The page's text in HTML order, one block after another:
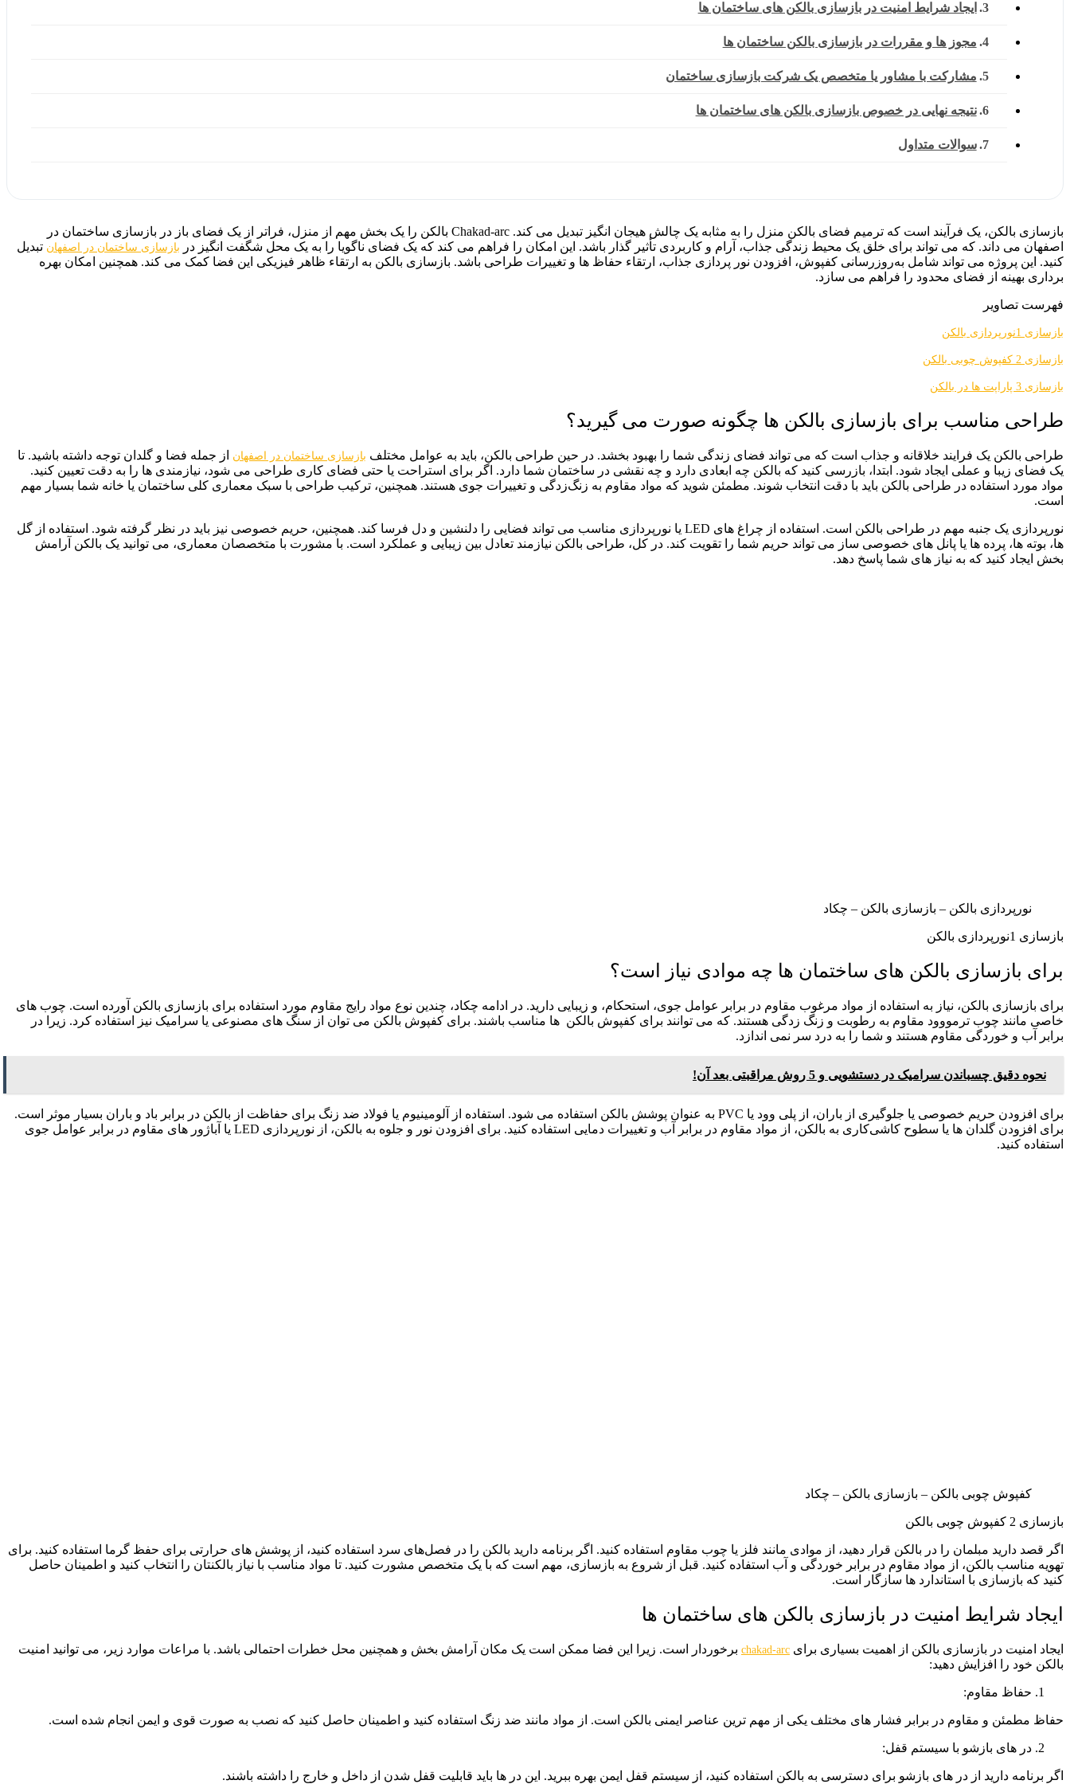
ایجاد شرایط امنیت در بازسازی بالکن های ساختمان ها
مجوز ها و مقررات در بازسازی بالکن ساختمان ها
مشارکت با مشاور یا متخصص یک شرکت بازسازی ساختمان
نتیجه نهایی در خصوص بازسازی بالکن های ساختمان ها
سوالات متداول
بازسازی بالکن، یک فرآیند است که ترمیم فضای بالکن منزل را به‌ مثابه یک چالش هیجان ‌انگیز تبدیل می‌ کند. Chakad-arc بالکن را یک بخش مهم از منزل، فراتر از یک فضای باز در بازسازی ساختمان در
اصفهان می داند. که می ‌تواند برای خلق یک محیط زندگی جذاب، آرام و کاربردی تأثیر گذار باشد. این امکان را فراهم می‌ کند که یک فضای ناگویا را به یک محل شگفت ‌انگیز در
بازسازی ساختمان در اصفهان تبدیل
کنید. این پروژه می ‌تواند شامل به‌روزرسانی کفپوش، افزودن نور پردازی جذاب، ارتقاء حفاظ ‌ها و تغییرات طراحی باشد. بازسازی بالکن به ارتقاء ظاهر فیزیکی این فضا کمک می ‌کند. همچنین امکان بهره
‌برداری بهینه از فضای محدود را فراهم می ‌سازد.
فهرست تصاویر
بازسازی 1نورپردازی بالکن
بازسازی 2 کفپوش چوبی بالکن
بازسازی 3 پاراپت ها در بالکن
طراحی مناسب برای بازسازی بالکن ها چگونه صورت می گیرید؟
طراحی بالکن یک فرایند خلاقانه و جذاب است که می ‌تواند فضای زندگی شما را بهبود بخشد. در حین طراحی بالکن، باید به عوامل مختلف بازسازی ساختمان در اصفهان
از جمله فضا و گلدان‌ توجه داشته باشید. تا
یک فضای زیبا و عملی ایجاد شود. ابتدا، بازرسی کنید که بالکن چه ابعادی دارد و چه نقشی در ساختمان شما دارد. اگر برای استراحت یا حتی فضای کاری طراحی می ‌شود، نیازمندی‌ ها را به دقت تعیین کنید.
مواد مورد استفاده در طراحی بالکن باید با دقت انتخاب شوند. مطمئن شوید که مواد مقاوم به زنگ‌زدگی و تغییرات جوی هستند. همچنین، ترکیب طراحی با سبک معماری کلی ساختمان یا خانه شما بسیار مهم
است.
نورپردازی یک جنبه مهم در طراحی بالکن است. استفاده از چراغ ‌های LED یا نورپردازی مناسب می ‌تواند فضایی را دلنشین و دل ‌فرسا کند. همچنین، حریم خصوصی نیز باید در نظر گرفته شود. استفاده از گل
‌ها، بوته‌ ها، پرده ‌ها یا پانل ‌های خصوصی‌ ساز می‌ تواند حریم شما را تقویت کند. در کل، طراحی بالکن نیازمند تعادل بین زیبایی و عملکرد است. با مشورت با متخصصان معماری، می‌ توانید یک بالکن آرامش
‌بخش ایجاد کنید که به نیاز های شما پاسخ دهد.
نورپردازی بالکن – بازسازی بالکن – چکاد
بازسازی 1نورپردازی بالکن
برای بازسازی بالکن های ساختمان ها چه موادی نیاز است؟
برای بازسازی بالکن، نیاز به استفاده از مواد مرغوب مقاوم در برابر عوامل جوی، استحکام، و زیبایی دارید. در ادامه چکاد، چندین نوع مواد رایج مقاوم مورد استفاده برای بازسازی بالکن آورده است. چوب‌ های
خاصی مانند چوب ترمووود مقاوم به رطوبت و زنگ‌ زدگی هستند. که می‌ توانند برای کفپوش بالکن ها مناسب باشند. برای کفپوش بالکن می ‌توان از سنگ ‌های مصنوعی یا سرامیک نیز استفاده کرد. زیرا در
برابر آب و خوردگی مقاوم هستند و شما را به درد سر نمی اندازد.
نحوه دقیق چسباندن سرامیک در دستشویی و 5 روش مراقبتی بعد آن!
برای افزودن حریم خصوصی یا جلوگیری از باران، از پلی ‌وود یا PVC به عنوان پوشش بالکن استفاده می ‌شود. استفاده از آلومینیوم یا فولاد ضد زنگ برای حفاظت از بالکن در برابر باد و باران بسیار موثر است.
برای افزودن گلدان‌ ها یا سطوح کاشی‌کاری به بالکن، از مواد مقاوم در برابر آب و تغییرات دمایی استفاده کنید. برای افزودن نور و جلوه به بالکن، از نورپردازی LED یا آباژور های مقاوم در برابر عوامل جوی
استفاده کنید.
کفپوش چوبی بالکن – بازسازی بالکن – چکاد
بازسازی 2 کفپوش چوبی بالکن
اگر قصد دارید مبلمان را در بالکن قرار دهید، از موادی مانند فلز یا چوب مقاوم استفاده کنید. اگر برنامه دارید بالکن را در فصل‌های سرد استفاده کنید، از پوشش‌ های حرارتی برای حفظ گرما استفاده کنید. برای
تهویه مناسب بالکن، از مواد مقاوم در برابر خوردگی و آب استفاده کنید. قبل از شروع به بازسازی، مهم است که با یک متخصص مشورت کنید. تا مواد مناسب با نیاز بالکنتان را انتخاب کنید و اطمینان حاصل
کنید که بازسازی با استاندارد ها سازگار است.
ایجاد شرایط امنیت در بازسازی بالکن های ساختمان ها
ایجاد امنیت در بازسازی بالکن از اهمیت بسیاری برای chakad-arc برخوردار است. زیرا این فضا ممکن است یک مکان آرامش ‌بخش و همچنین محل خطرات احتمالی باشد. با مراعات موارد زیر، می ‌توانید امنیت
بالکن خود را افزایش دهید:
حفاظ مقاوم:
حفاظ مطمئن و مقاوم در برابر فشار های مختلف یکی از مهم ترین عناصر ایمنی بالکن است. از مواد مانند ضد زنگ استفاده کنید و اطمینان حاصل کنید که نصب به ‌صورت قوی و ایمن انجام شده است.
در های بازشو با سیستم قفل:
اگر برنامه دارید از در های بازشو برای دسترسی به بالکن استفاده کنید، از سیستم قفل ایمن بهره ببرید. این در ها باید قابلیت قفل شدن از داخل و خارج را داشته باشند.